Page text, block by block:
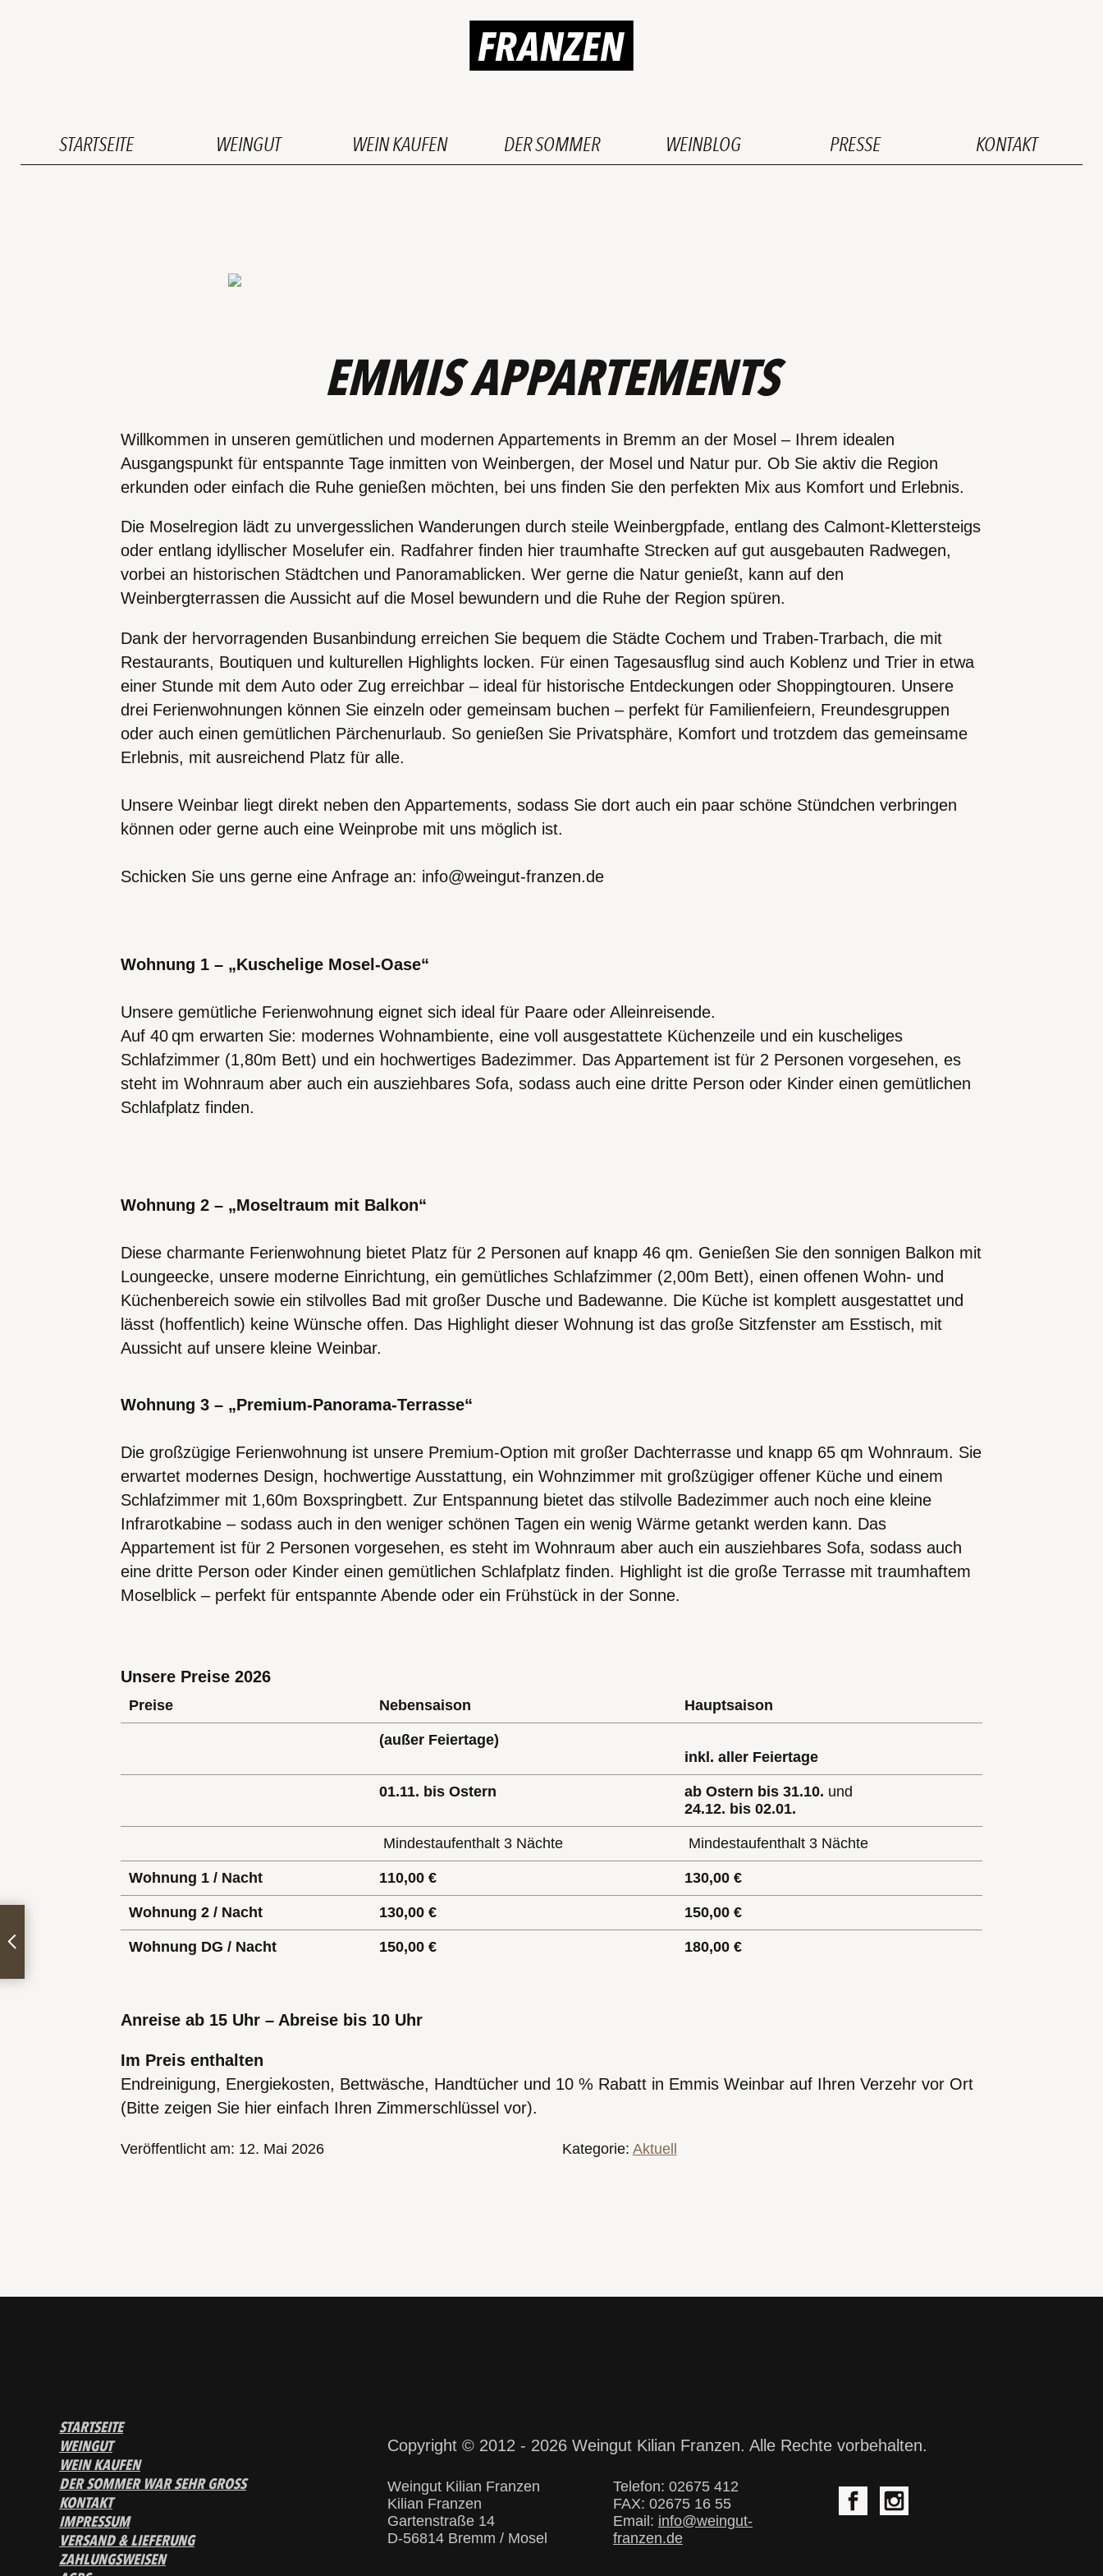
STARTSEITE WEINGUT WEIN KAUFEN DER SOMMER WEINBLOG PRESSE KONTAKT
EMMIS APPARTEMENTS
Willkommen in unseren gemütlichen und modernen Appartements in Bremm an der Mosel – Ihrem idealen
Ausgangspunkt für entspannte Tage inmitten von Weinbergen, der Mosel und Natur pur. Ob Sie aktiv die Region
erkunden oder einfach die Ruhe genießen möchten, bei uns finden Sie den perfekten Mix aus Komfort und Erlebnis.
Die Moselregion lädt zu unvergesslichen Wanderungen durch steile Weinbergpfade, entlang des Calmont-Klettersteigs
oder entlang idyllischer Moselufer ein. Radfahrer finden hier traumhafte Strecken auf gut ausgebauten Radwegen,
vorbei an historischen Städtchen und Panoramablicken. Wer gerne die Natur genießt, kann auf den
Weinbergterrassen die Aussicht auf die Mosel bewundern und die Ruhe der Region spüren.
Dank der hervorragenden Busanbindung erreichen Sie bequem die Städte Cochem und Traben-Trarbach, die mit
Restaurants, Boutiquen und kulturellen Highlights locken. Für einen Tagesausflug sind auch Koblenz und Trier in etwa
einer Stunde mit dem Auto oder Zug erreichbar – ideal für historische Entdeckungen oder Shoppingtouren. Unsere
drei Ferienwohnungen können Sie einzeln oder gemeinsam buchen – perfekt für Familienfeiern, Freundesgruppen
oder auch einen gemütlichen Pärchenurlaub. So genießen Sie Privatsphäre, Komfort und trotzdem das gemeinsame
Erlebnis, mit ausreichend Platz für alle.
Unsere Weinbar liegt direkt neben den Appartements, sodass Sie dort auch ein paar schöne Stündchen verbringen
können oder gerne auch eine Weinprobe mit uns möglich ist.
Schicken Sie uns gerne eine Anfrage an: info@weingut-franzen.de
Wohnung 1 – „Kuschelige Mosel-Oase“
Unsere gemütliche Ferienwohnung eignet sich ideal für Paare oder Alleinreisende.
Auf 40 qm erwarten Sie: modernes Wohnambiente, eine voll ausgestattete Küchenzeile und ein kuscheliges
Schlafzimmer (1,80m Bett) und ein hochwertiges Badezimmer. Das Appartement ist für 2 Personen vorgesehen, es
steht im Wohnraum aber auch ein ausziehbares Sofa, sodass auch eine dritte Person oder Kinder einen gemütlichen
Schlafplatz finden.
Wohnung 2 – „Moseltraum mit Balkon“
Diese charmante Ferienwohnung bietet Platz für 2 Personen auf knapp 46 qm. Genießen Sie den sonnigen Balkon mit
Loungeecke, unsere moderne Einrichtung, ein gemütliches Schlafzimmer (2,00m Bett), einen offenen Wohn- und
Küchenbereich sowie ein stilvolles Bad mit großer Dusche und Badewanne. Die Küche ist komplett ausgestattet und
lässt (hoffentlich) keine Wünsche offen. Das Highlight dieser Wohnung ist das große Sitzfenster am Esstisch, mit
Aussicht auf unsere kleine Weinbar.
Wohnung 3 – „Premium-Panorama-Terrasse“
Die großzügige Ferienwohnung ist unsere Premium-Option mit großer Dachterrasse und knapp 65 qm Wohnraum. Sie
erwartet modernes Design, hochwertige Ausstattung, ein Wohnzimmer mit großzügiger offener Küche und einem
Schlafzimmer mit 1,60m Boxspringbett. Zur Entspannung bietet das stilvolle Badezimmer auch noch eine kleine
Infrarotkabine – sodass auch in den weniger schönen Tagen ein wenig Wärme getankt werden kann. Das
Appartement ist für 2 Personen vorgesehen, es steht im Wohnraum aber auch ein ausziehbares Sofa, sodass auch
eine dritte Person oder Kinder einen gemütlichen Schlafplatz finden. Highlight ist die große Terrasse mit traumhaftem
Moselblick – perfekt für entspannte Abende oder ein Frühstück in der Sonne.
Unsere Preise 2026
Preise Nebensaison Hauptsaison
(außer Feiertage)
inkl. aller Feiertage
01.11. bis Ostern ab Ostern bis 31.10. und
24.12. bis 02.01.
Mindestaufenthalt 3 Nächte Mindestaufenthalt 3 Nächte
Wohnung 1 / Nacht 110,00 € 130,00 €
Wohnung 2 / Nacht 130,00 € 150,00 €
Wohnung DG / Nacht 150,00 € 180,00 €
Anreise ab 15 Uhr – Abreise bis 10 Uhr
Im Preis enthalten
Endreinigung, Energiekosten, Bettwäsche, Handtücher und 10 % Rabatt in Emmis Weinbar auf Ihren Verzehr vor Ort
(Bitte zeigen Sie hier einfach Ihren Zimmerschlüssel vor).
Veröffentlicht am: 12. Mai 2026 Kategorie: Aktuell
STARTSEITE
WEINGUT
WEIN KAUFEN
DER SOMMER WAR SEHR GROSS
KONTAKT
IMPRESSUM
VERSAND & LIEFERUNG
ZAHLUNGSWEISEN
Copyright © 2012 - 2026 Weingut Kilian Franzen. Alle Rechte vorbehalten.
Weingut Kilian Franzen
Kilian Franzen
Gartenstraße 14
D-56814 Bremm / Mosel
Telefon: 02675 412
FAX: 02675 16 55
Email: info@weingut-
franzen.de